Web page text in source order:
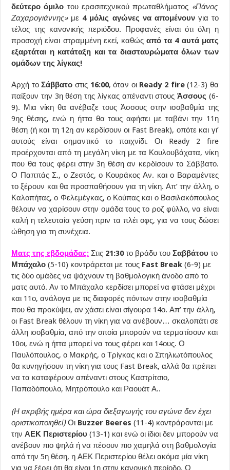
δεύτερο όμιλο του ερασιτεχνικού πρωταθλήματος «Πάνος
Ζαχαρογιάννης» με 4 μόλις αγώνες να απομένουν για το
τέλος της κανονικής περιόδου. Προφανές είναι ότι όλη η
προσοχή είναι στραμμένη εκεί, καθώςαπό τα 4 αυτά ματς
εξαρτάται η κατάταξη και τα διασταυρώματα όλων των
ομάδων της λίγκας!
Αρχή τοΣάββατοστις 16:00, όταν οι Ready 2 fire(12-3) θα
παίξουν την 3η θέση της λίγκας απέναντι στουςΆσσους (6-
9). Μια νίκη θα ανέβαζε τους Άσσους στην ισοβαθμία της
9ης θέσης, ενώ η ήττα θα τους αφήσει με ταβάνι την 11η
θέση (ή και τη 12η αν κερδίσουν οι Fast Break), οπότε και γι’
αυτούς είναι σημαντικό το παιχνίδι. Οι Ready 2 fire
προέρχονται από τη μεγάλη νίκη με τα Κουλουβάχατα, νίκη
που θα τους φέρει στην 3η θέση αν κερδίσουν το Σάββατο.
Ο Παππάς Σ., ο Ζεστός, ο Κουράκος Αν. και ο Βαραμέντες
το ξέρουν και θα προσπαθήσουν για τη νίκη. Απ’ την άλλη, ο
Καλοπήτας, ο Φελεμέγκας, ο Κούπας και ο Βασιλακόπουλος
θέλουν να χαρίσουν στην ομάδα τους το ροζ φύλλο, να είναι
καλή η τελευταία γεύση πριν τα πλέι οφς, για να τους δώσει
ώθηση για τη συνέχεια.
Ματς της εβδομάδας: Στις 21:30το βράδυ τουΣαββάτουτο
Μπάχαλο(5-10) κοντράρεται με τους Fast Break (6-9) με
τις δύο ομάδες να ψάχνουν τη βαθμολογική άνοδο από το
ματς αυτό. Αν το Μπάχαλο κερδίσει μπορεί να φτάσει μέχρι
και 11ο, ανάλογα με τις διαφορές πόντων στην ισοβαθμία
που θα προκύψει, αν χάσει είναι σίγουρα 14ο. Απ’ την άλλη,
οι Fast Break θέλουν τη νίκη για να ανέβουν… σκαλοπάτι σε
άλλη ισοβαθμία, από την οποία μπορούν να τερματίσουν και
10οι, ενώ η ήττα μπορεί να τους φέρει και 14ους. Ο
Παυλόπουλος, ο Μακρής, ο Τρίγκας και ο Σπηλιωτόπουλος
θα κυνηγήσουν τη νίκη για τους Fast Break, αλλά θα πρέπει
να τα καταφέρουν απέναντι στους Καστρίτσιο,
Παπαδόπουλο, Μητρόπουλο και Ραουάτ Α..
(Η ακριβής ημέρα και ώρα διεξαγωγής του αγώνα δεν έχει
οριστικοποιηθεί)Οι Buzzer Beeres(11-4) κοντράρονται με
τηνΑΕΚ Περιστερίου(13-1) και ενώ οι ίδιοι δεν μπορούν να
ανέβουν πιο ψηλά ή να πέσουν πιο χαμηλά στη βαθμολογία
από την 5η θέση, η ΑΕΚ Περιστερίου θέλει ακόμα μία νίκη
για να ξέρει ότι θα είναι 1η στην κανονική περίοδο. Ο